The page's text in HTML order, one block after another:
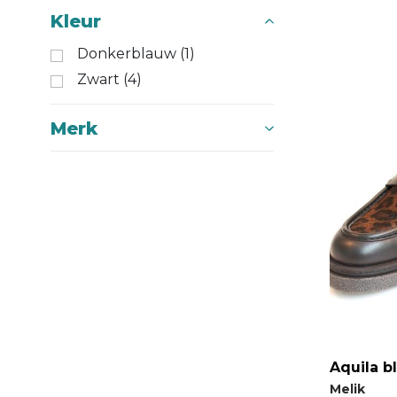
Kleur
Donkerblauw (1)
Zwart (4)
Merk
Aquila
Melik